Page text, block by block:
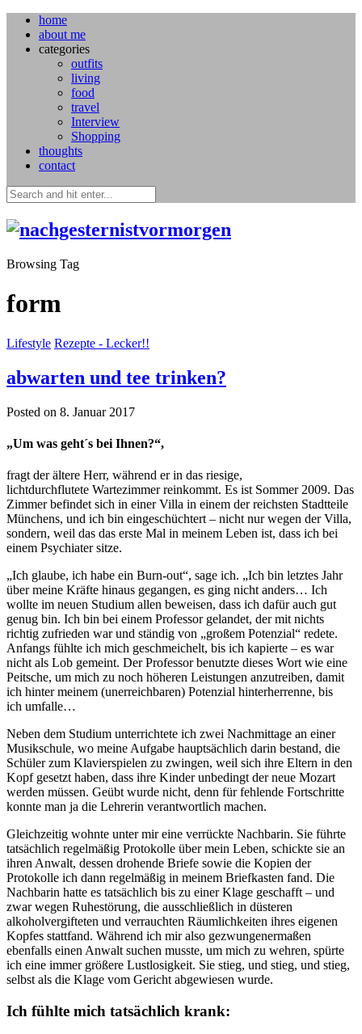
home
about me
categories
outfits
living
food
travel
Interview
Shopping
thoughts
contact
Browsing Tag
form
Lifestyle Rezepte - Lecker!!
abwarten und tee trinken?
Posted on 8. Januar 2017
„Um was geht´s bei Ihnen?“,
fragt der ältere Herr, während er in das riesige,
lichtdurchflutete Wartezimmer reinkommt. Es ist Sommer 2009. Das
Zimmer befindet sich in einer Villa in einem der reichsten Stadtteile
Münchens, und ich bin eingeschüchtert – nicht nur wegen der Villa,
sondern, weil das das erste Mal in meinem Leben ist, dass ich bei
einem Psychiater sitze.
„Ich glaube, ich habe ein Burn-out“, sage ich. „Ich bin letztes Jahr
über meine Kräfte hinaus gegangen, es ging nicht anders… Ich
wollte im neuen Studium allen beweisen, dass ich dafür auch gut
genug bin. Ich bin bei einem Professor gelandet, der mit nichts
richtig zufrieden war und ständig von „großem Potenzial“ redete.
Anfangs fühlte ich mich geschmeichelt, bis ich kapierte – es war
nicht als Lob gemeint. Der Professor benutzte dieses Wort wie eine
Peitsche, um mich zu noch höheren Leistungen anzutreiben, damit
ich hinter meinem (unerreichbaren) Potenzial hinterherrenne, bis
ich umfalle…
Neben dem Studium unterrichtete ich zwei Nachmittage an einer
Musikschule, wo meine Aufgabe hauptsächlich darin bestand, die
Schüler zum Klavierspielen zu zwingen, weil sich ihre Eltern in den
Kopf gesetzt haben, dass ihre Kinder unbedingt der neue Mozart
werden müssen. Geübt wurde nicht, denn für fehlende Fortschritte
konnte man ja die Lehrerin verantwortlich machen.
Gleichzeitig wohnte unter mir eine verrückte Nachbarin. Sie führte
tatsächlich regelmäßig Protokolle über mein Leben, schickte sie an
ihren Anwalt, dessen drohende Briefe sowie die Kopien der
Protokolle ich dann regelmäßig in meinem Briefkasten fand. Die
Nachbarin hatte es tatsächlich bis zu einer Klage geschafft – und
zwar wegen Ruhestörung, die ausschließlich in düsteren
alkoholvergifteten und verrauchten Räumlichkeiten ihres eigenen
Kopfes stattfand. Während ich mir also gezwungenermaßen
ebenfalls einen Anwalt suchen musste, um mich zu wehren, spürte
ich eine immer größere Lustlosigkeit. Sie stieg, und stieg, und stieg,
selbst als die Klage vom Gericht abgewiesen wurde.
Ich fühlte mich tatsächlich krank: